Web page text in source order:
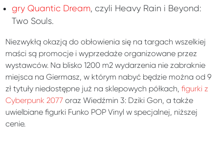
gry Quantic Dream, czyli Heavy Rain i Beyond:
Two Souls.
Niezwykłą okazją do obłowienia się na targach wszelkiej
maści są promocje i wyprzedaże organizowane przez
wystawców. Na blisko 1200 m2 wydarzenia nie zabraknie
miejsca na Giermasz, w którym nabyć będzie można od 9
zł tytuły niedostępne już na sklepowych półkach,figurki z
Cyberpunk 2077 oraz Wiedźmin 3: Dziki Gon, a także
uwielbiane figurki Funko POP Vinyl w specjalnej, niższej
cenie.